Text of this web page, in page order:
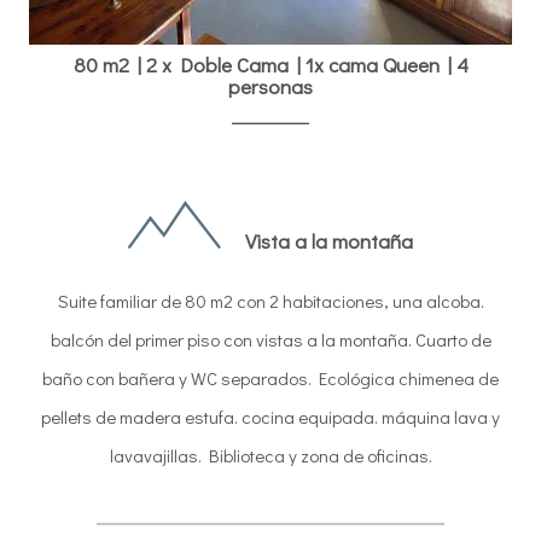
80 m2 |2 x Doble Cama |1x cama Queen | 4
personas
Vista a la montaña
Suite familiar de 80 m2 con 2 habitaciones, una alcoba.
balcón del primer piso con vistas a la montaña. Cuarto de
baño con bañera y WC separados. Ecológica chimenea de
pellets de madera estufa. cocina equipada. máquina lava y
lavavajillas. Biblioteca y zona de oficinas.